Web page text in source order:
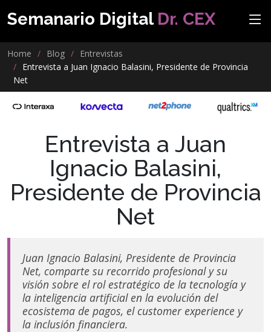
Semanario DigitalDr. CEX
Home Blog
Entrevistas
Entrevista a Juan Ignacio Balasini, Presidente de Provincia
Net
Entrevista a Juan
Ignacio Balasini,
Presidente de Provincia
Net
Juan Ignacio Balasini, Presidente de Provincia
Net, comparte su recorrido profesional y su
visión sobre el rol estratégico de la tecnología y
la inteligencia artificial en la evolución del
ecosistema de pagos, el customer experience y
la inclusión financiera.